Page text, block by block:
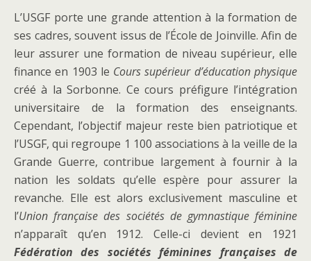
L’USGF porte une grande attention à la formation de
ses cadres, souvent issus de l’École de Joinville. Afin de
leur assurer une formation de niveau supérieur, elle
finance en 1903 le Cours supérieur d’éducation physique
créé à la Sorbonne. Ce cours préfigure l’intégration
universitaire de la formation des enseignants.
Cependant, l’objectif majeur reste bien patriotique et
l’USGF, qui regroupe 1 100 associations à la veille de la
Grande Guerre, contribue largement à fournir à la
nation les soldats qu’elle espère pour assurer la
revanche. Elle est alors exclusivement masculine et
l’Union française des sociétés de gymnastique féminine
n’apparaît qu’en 1912. Celle-ci devient en 1921
Fédération des sociétés féminines françaises de